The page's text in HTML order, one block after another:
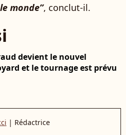
monde”, conclut-il.
devient le nouvel
et le tournage est prévu
| Rédactrice